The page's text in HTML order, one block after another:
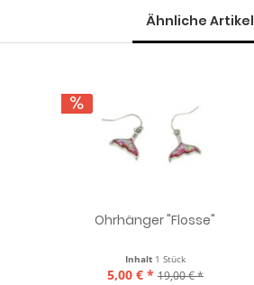
Ähnliche Artikel
Ohrhänger "Flosse"
Inhalt 1 Stück
5,00 € * 19,00 € *